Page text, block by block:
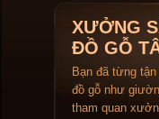
XƯỞNG
ĐỒ GỖ
Bạn đã từng
đồ gỗ như
tham quan